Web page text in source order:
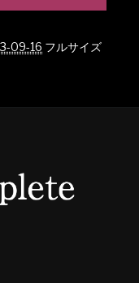
09-16 フルサイズ